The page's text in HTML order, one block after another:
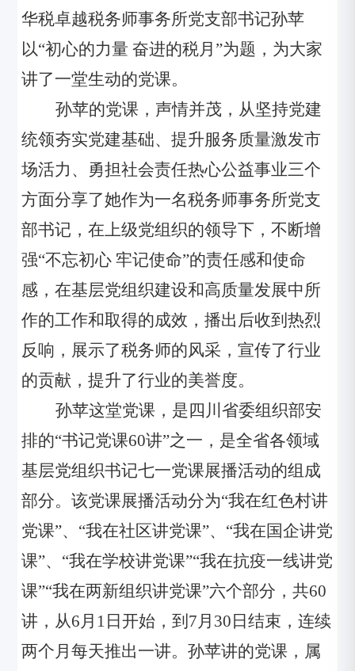
华税卓越税务师事务所党支部书记孙苹
以“初心的力量 奋进的税月”为题，为大家
讲了一堂生动的党课。
孙苹的党课，声情并茂，从坚持党建
统领夯实党建基础、提升服务质量激发市
场活力、勇担社会责任热心公益事业三个
方面分享了她作为一名税务师事务所党支
部书记，在上级党组织的领导下，不断增
强“不忘初心 牢记使命”的责任感和使命
感，在基层党组织建设和高质量发展中所
作的工作和取得的成效，播出后收到热烈
反响，展示了税务师的风采，宣传了行业
的贡献，提升了行业的美誉度。
孙苹这堂党课，是四川省委组织部安
排的“书记党课60讲”之一，是全省各领域
基层党组织书记七一党课展播活动的组成
部分。该党课展播活动分为“我在红色村讲
党课”、“我在社区讲党课”、“我在国企讲党
课”、“我在学校讲党课”“我在抗疫一线讲党
课”“我在两新组织讲党课”六个部分，共60
讲，从6月1日开始，到7月30日结束，连续
两个月每天推出一讲。孙苹讲的党课，属